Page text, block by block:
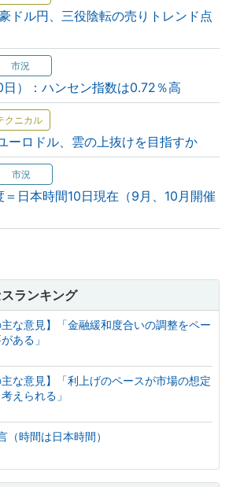
ドル円、三役陰転の売りトレンド点
）：ハンセン指数は0.72％高
ーロドル、雲の上抜けを目指すか
＝日本時間10日現在（9月、10月開催
ランキング
主な意見】「金融緩和度合いの調整をペー
ある」
主な意見】「利上げのペースが市場の想定
えられる」
（時間は日本時間）